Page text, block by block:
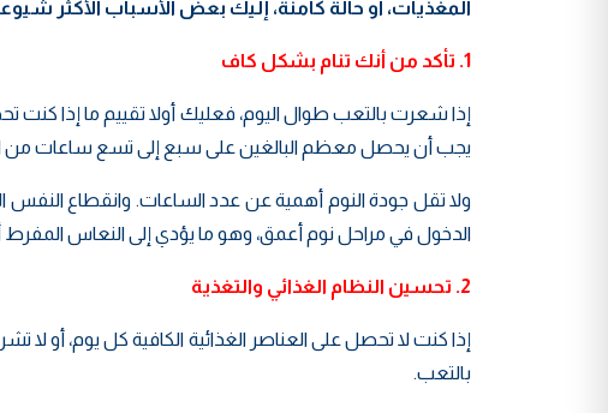
المغذيات، أو حالة كامنة، إليك بعض الأسباب الأكثر
1. تأكد من أنك تنام بشكل كاف
إذا شعرت بالتعب طوال اليوم، فعليك أولا تقييم ما إذا
يجب أن يحصل معظم البالغين على سبع إلى تسع ساعات من
ولا تقل جودة النوم أهمية عن عدد الساعات. وانقطاع
الدخول في مراحل نوم أعمق، وهو ما يؤدي إلى النعاس المفرط
2. تحسين النظام الغذائي والتغذية
إذا كنت لا تحصل على العناصر الغذائية الكافية كل يوم، أو
بالتعب.